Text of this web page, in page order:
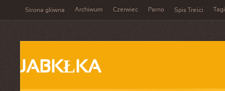
Strona główna Archiwum Czerwiec Parno Spis Treści Tagi
JABKŁKA